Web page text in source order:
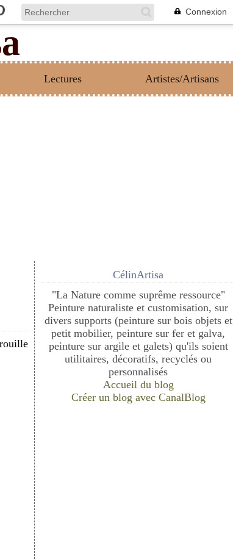
Connexion
Lectures Artistes/Artisans
CélinArtisa
"La Nature comme suprême ressource"
Peinture naturaliste et customisation, sur
divers supports (peinture sur bois objets et
petit mobilier, peinture sur fer et galva,
peinture sur argile et galets) qu'ils soient
utilitaires, décoratifs, recyclés ou
personnalisés
Accueil du blog
Créer un blog avec CanalBlog